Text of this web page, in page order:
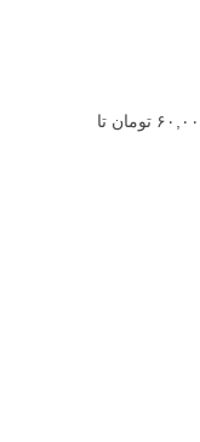
محدوده قیمت: ۶۰,۰۰۰ تومان تا